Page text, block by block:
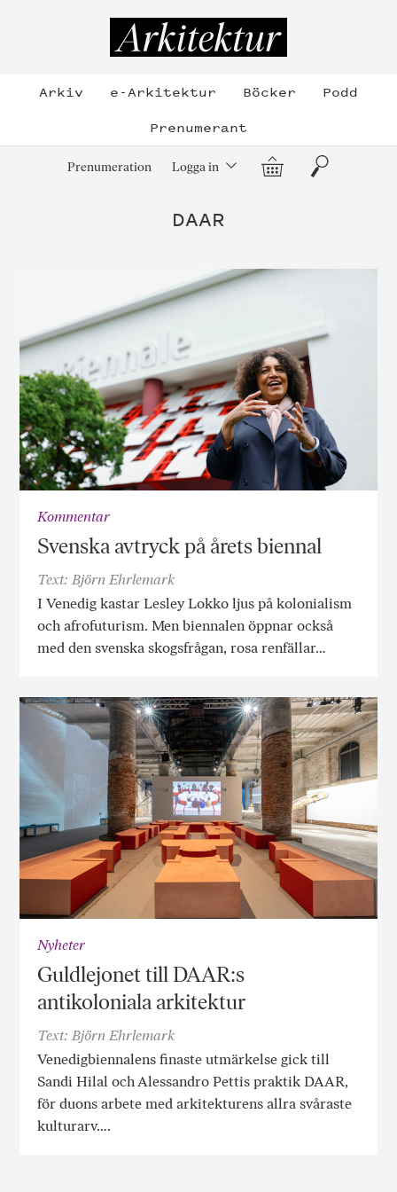
Arkiv e-Arkitektur Böcker
Podd
Prenumerant
Prenumeration Logga in Varukorg
Sök
DAAR
Kommentar
Svenska avtryck på årets biennal
Text: Björn Ehrlemark
I Venedig kastar Lesley Lokko ljus på kolonialism
och afrofuturism. Men biennalen öppnar också
med den svenska skogsfrågan, rosa renfällar…
Nyheter
Guldlejonet till DAAR:s
antikoloniala arkitektur
Text: Björn Ehrlemark
Venedigbiennalens finaste utmärkelse gick till
Sandi Hilal och Alessandro Pettis praktik DAAR,
för duons arbete med arkitekturens allra svåraste
kulturarv….